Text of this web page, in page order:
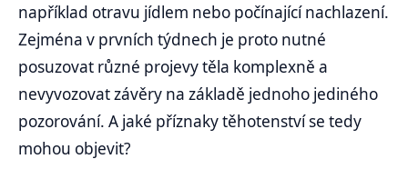
například otravu jídlem nebo počínající nachlazení.
Zejména v prvních týdnech je proto nutné
posuzovat různé projevy těla komplexně a
nevyvozovat závěry na základě jednoho jediného
pozorování. A jaké příznaky těhotenství se tedy
mohou objevit?